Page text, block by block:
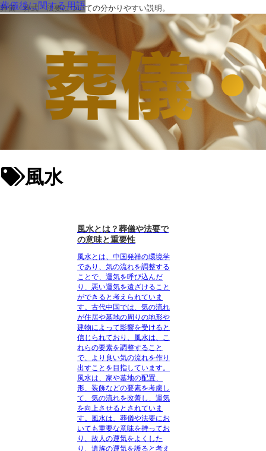
葬儀・葬式・法要についての分かりやすい説明。
風水
葬儀後に関する用語
風水とは？葬儀や法要で
の意味と重要性
風水とは、中国発祥の環境学
であり、気の流れを調整する
ことで、運気を呼び込んだ
り、悪い運気を遠ざけること
ができると考えられていま
す。 古代中国では、気の流れ
が住居や墓地の周りの地形や
建物によって影響を受けると
信じられており、風水は、こ
れらの要素を調整すること
で、より良い気の流れを作り
出すことを目指しています。
風水は、家や墓地の配置、
形、装飾などの要素を考慮し
て、気の流れを改善し、運気
を向上させるとされていま
す。 風水は、葬儀や法要にお
いても重要な意味を持ってお
り、故人の運気をよくした
り、遺族の運気を護ると考え